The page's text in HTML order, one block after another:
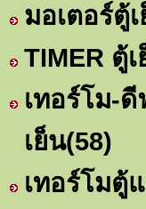
มอเตอร์ตู้
TIMER ตู้
เทอร์โม-
เย็น(58)
เทอร์โมตู้